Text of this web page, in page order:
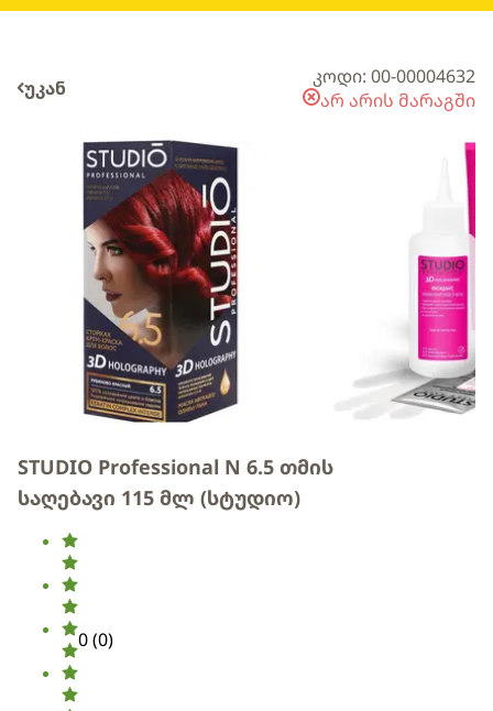
უკან
კოდი: 00-00004632
არ არის მარაგში
STUDIO Professional N 6.5 თმის
საღებავი 115 მლ (სტუდიო)
0(0)